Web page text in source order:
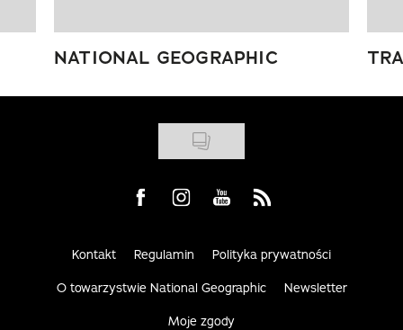
NATIONAL GEOGRAPHIC
Visit us on Facebook
Visit us on Instagram
Visit us on Youtube
Visit us on Rss
Kontakt Regulamin Polityka prywatności
O towarzystwie National Geographic Newsletter
Moje zgody